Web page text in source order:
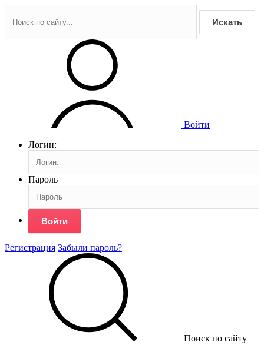
Искать
Войти
Логин:
Пароль
Войти
Регистрация Забыли пароль?
Поиск по сайту